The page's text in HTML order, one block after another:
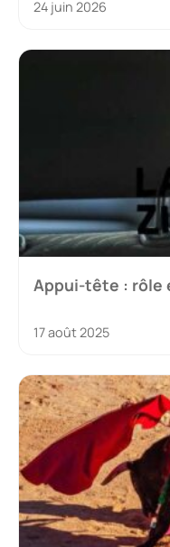
24 juin 2026
Appui-tête : rôle
17 août 2025